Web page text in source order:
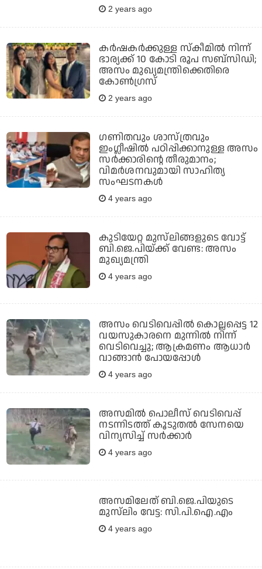
2 years ago
കർഷകർക്കുള്ള സ്കീമിൽ നിന്ന്
ഭാര്യക്ക് 10 കോടി രൂപ സബ്‌സിഡി;
അസം മുഖ്യമന്ത്രിക്കെതിരെ
കോൺഗ്രസ്‌
2 years ago
ഗണിതവും ശാസ്ത്രവും
ഇംഗ്ലീഷില്‍ പഠിപ്പിക്കാനുള്ള അസം
സര്‍ക്കാരിന്റെ തീരുമാനം;
വിമര്‍ശനവുമായി സാഹിത്യ
സംഘടനകള്‍
4 years ago
കുടിയേറ്റ മുസ്‌ലിങ്ങളുടെ വോട്ട്
ബി.ജെ.പിയ്ക്ക് വേണ്ട: അസം
മുഖ്യമന്ത്രി
4 years ago
അസം വെടിവെപ്പില്‍ കൊല്ലപ്പെട്ട 12
വയസുകാരനെ മുന്നില്‍ നിന്ന്
വെടിവെച്ചു; ആക്രമണം ആധാര്‍
വാങ്ങാന്‍ പോയപ്പോള്‍
4 years ago
അസമില്‍ പൊലീസ് വെടിവെപ്പ്
നടന്നിടത്ത് കൂടുതല്‍ സേനയെ
വിന്യസിച്ച് സര്‍ക്കാര്‍
4 years ago
അസമിലേത് ബി.ജെ.പിയുടെ
മുസ്‌ലിം വേട്ട: സി.പി.ഐ.എം
4 years ago